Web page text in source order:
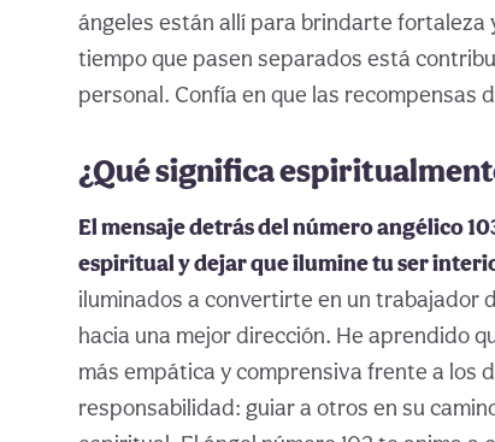
ángeles están allí para brindarte
tiempo que pasen separados está
personal. Confía en que las
¿Qué significa
El mensaje detrás del número angélico
espiritual y dejar que ilumine tu ser
iluminados a convertirte en un trabajador
hacia una mejor dirección. He aprendido
más empática y comprensiva frente a los
responsabilidad: guiar a otros en su